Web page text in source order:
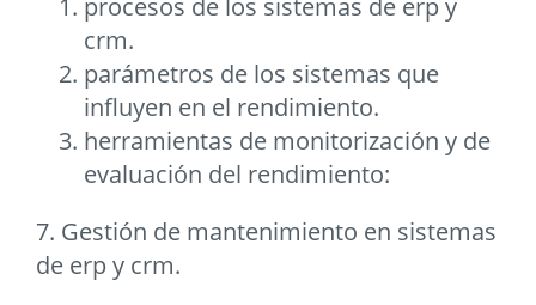
procesos de los sistemas de erp y
crm.
parámetros de los sistemas que
influyen en el rendimiento.
herramientas de monitorización y de
evaluación del rendimiento:
7. Gestión de mantenimiento en sistemas
de erp y crm.